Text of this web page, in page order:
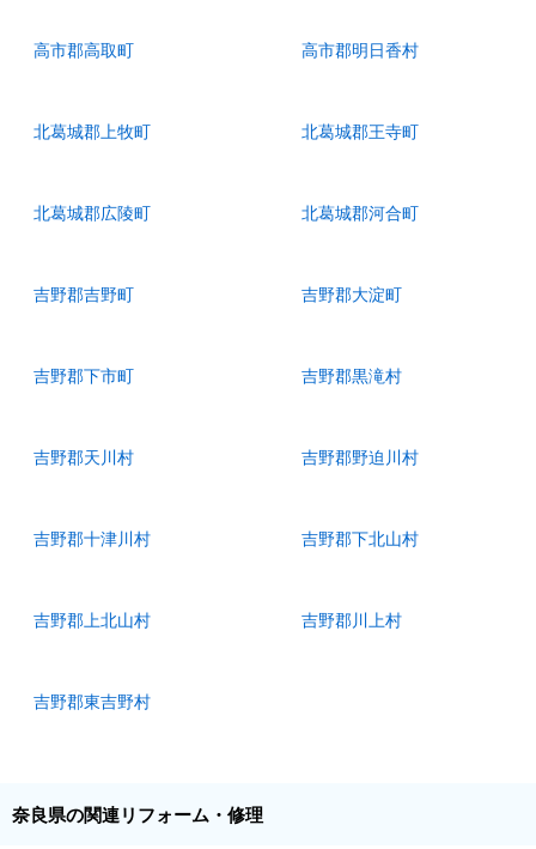
高市郡高取町 高市郡明日香村
北葛城郡上牧町 北葛城郡王寺町
北葛城郡広陵町 北葛城郡河合町
吉野郡吉野町 吉野郡大淀町
吉野郡下市町 吉野郡黒滝村
吉野郡天川村 吉野郡野迫川村
吉野郡十津川村 吉野郡下北山村
吉野郡上北山村 吉野郡川上村
吉野郡東吉野村
奈良県の関連リフォーム・修理